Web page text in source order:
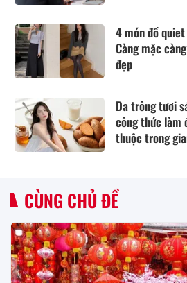
4 món đồ
Càng mặc
đẹp
Da trông tươi
công thức làm
thuộc trong
CÙNG CHỦ ĐỀ